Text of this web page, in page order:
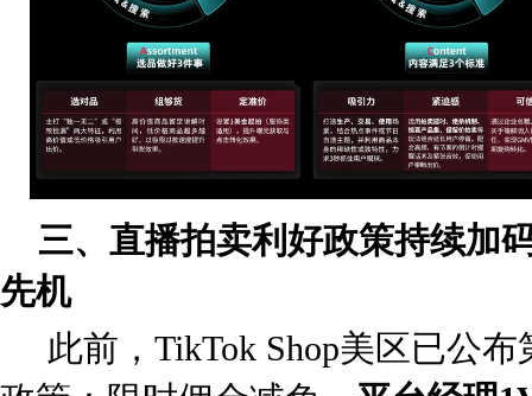
三、直播拍卖利好政策持续加
先机
此前，TikTok Shop美区已公